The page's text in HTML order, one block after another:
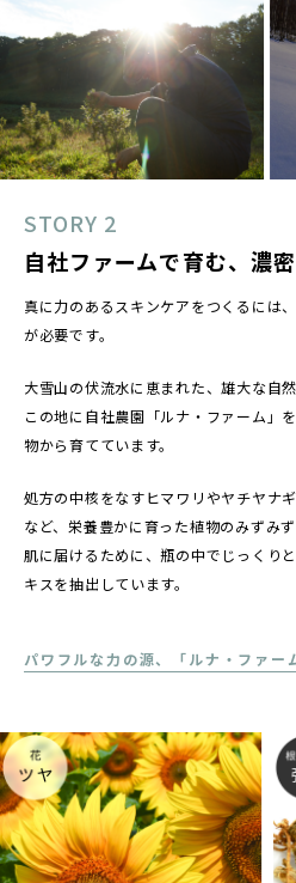
STORY 2
自社ファームで育む、濃
真に力のあるスキンケアをつくるには
が必要です。
大雪山の伏流水に恵まれた、雄大な自
この地に自社農園「ルナ・ファーム」
物から育てています。
処方の中核をなすヒマワリやヤチヤナ
など、栄養豊かに育った植物のみずみ
肌に届けるために、瓶の中でじっくり
キスを抽出しています。
パワフルな力の源、「ルナ・ファー